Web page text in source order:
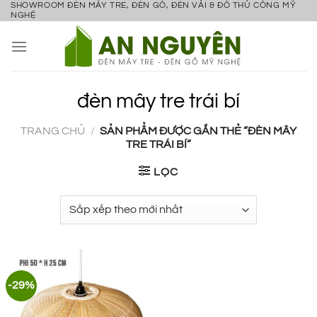
Bỏ
nội
SHOWROOM ĐÈN MÂY TRE, ĐÈN GỖ, ĐÈN VẢI & ĐỒ THỦ CÔNG MỸ
NGHỆ
đèn mây tre trái bí
TRANG CHỦ / SẢN PHẨM ĐƯỢC GẮN THẺ “ĐÈN MÂY
TRE TRÁI BÍ”
LỌC
-29%